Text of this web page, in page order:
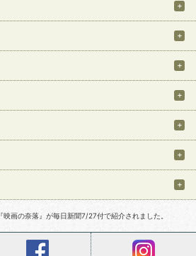
『映画の奈落』が毎日新聞7/27付で紹介されました。